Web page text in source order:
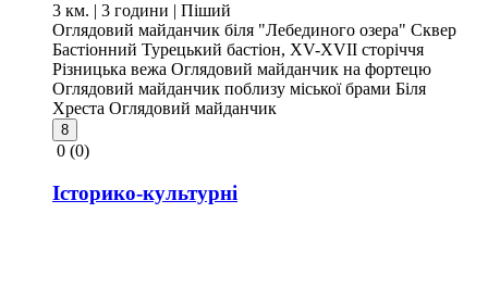
3 км. | 3 години | Піший
Оглядовий майданчик біля "Лебединого озера" Сквер
Бастіонний Турецький бастіон, XV-XVII сторіччя
Різницька вежа Оглядовий майданчик на фортецю
Оглядовий майданчик поблизу міської брами Біля
Хреста Оглядовий майданчик
8
0 (0)
Історико-культурні